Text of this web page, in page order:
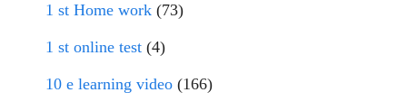
1 st Home work (73)
1 st online test (4)
10 e learning video (166)